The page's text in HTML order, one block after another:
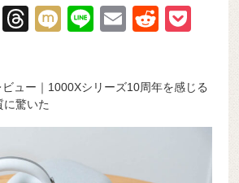
H
T
a
d
M
Li
E
R
di
t
et
有ュー｜1000Xシリーズ10周年を感じる
に驚いた